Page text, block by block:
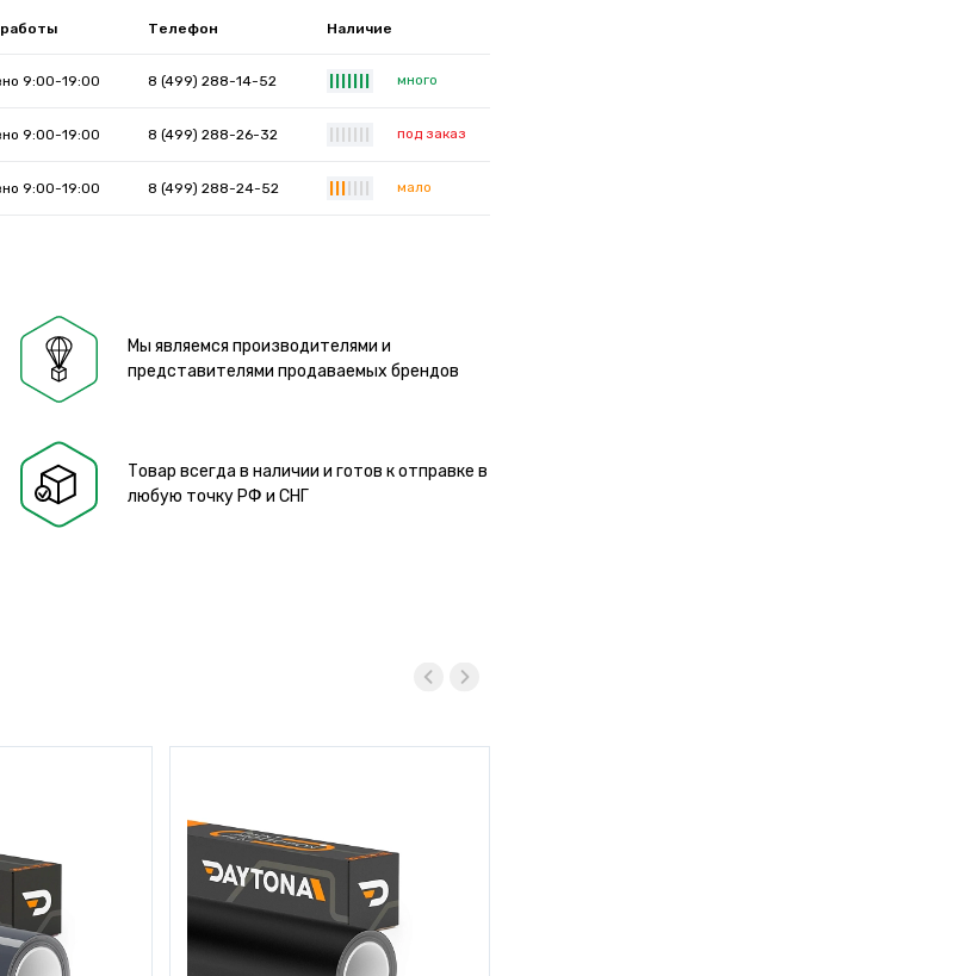
Телефон Наличие
9:00-19:00 8 (499) 288-14-52 много
9:00-19:00 8 (499) 288-26-32 под заказ
9:00-19:00 8 (499) 288-24-52 мало
Мы являемся производителями и
представителями продаваемых брендов
Товар всегда в наличии и готов к отправке в
любую точку РФ и СНГ